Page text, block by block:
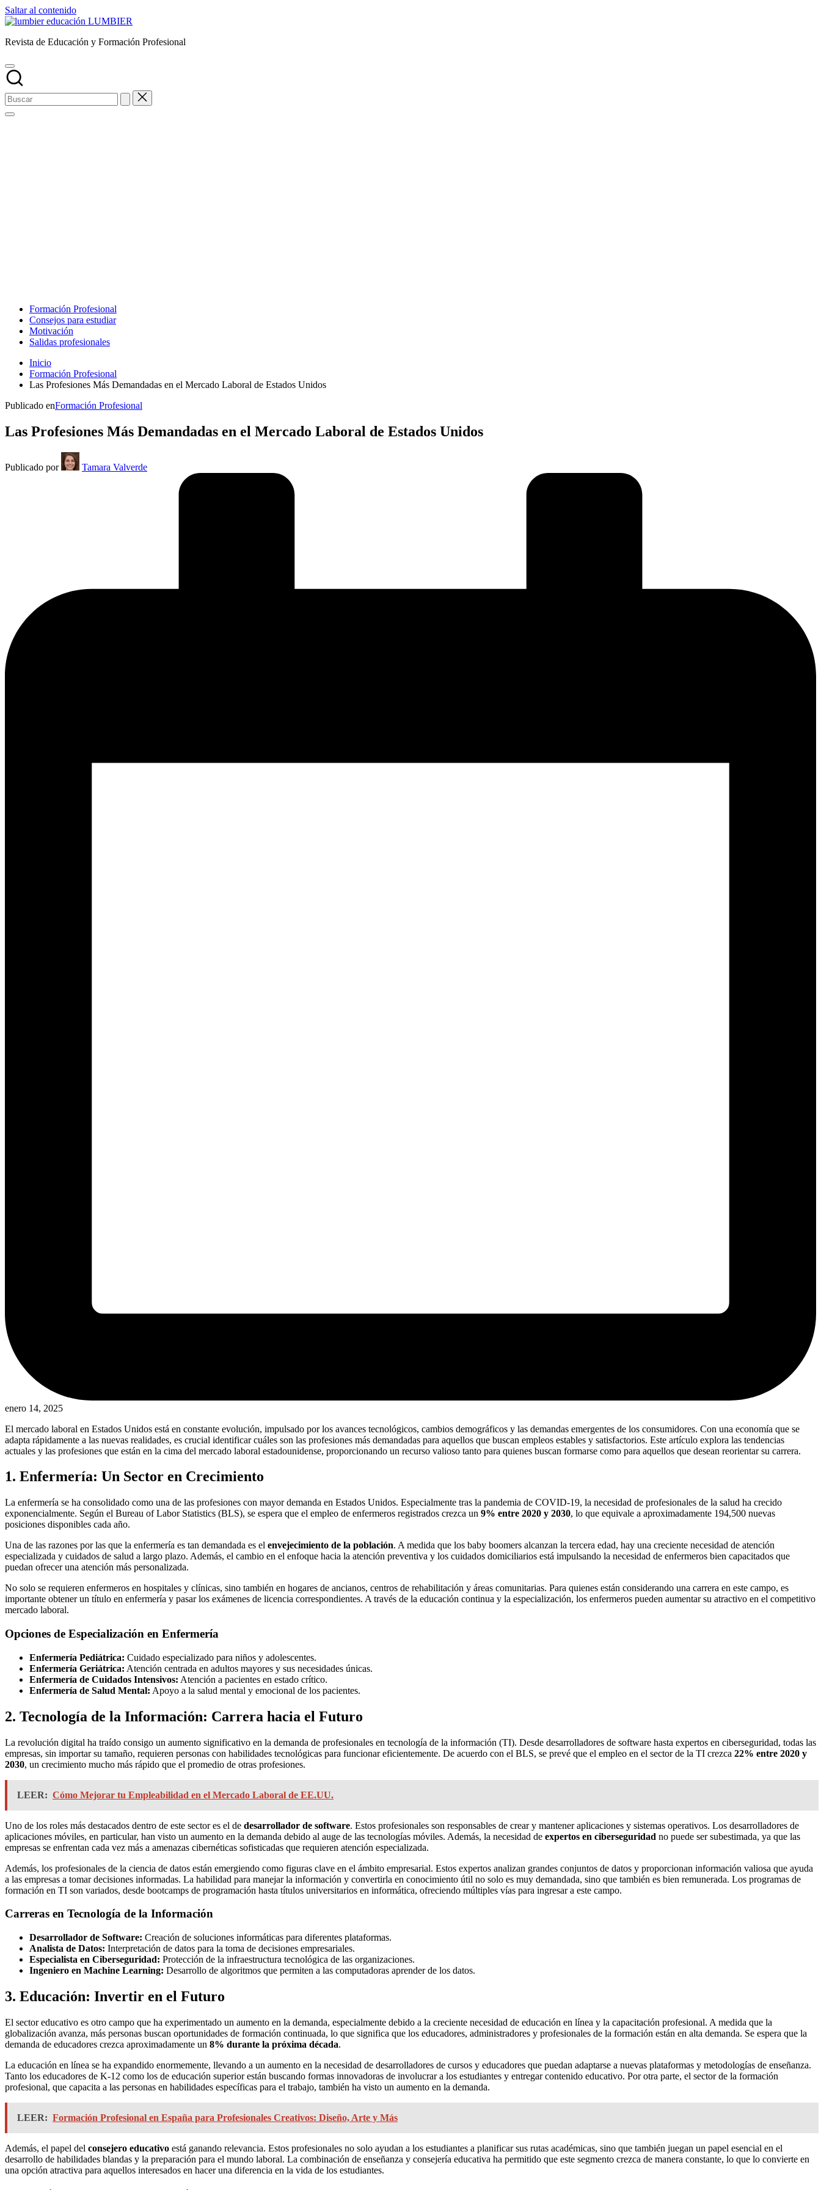
Saltar al contenido
LUMBIER
Revista de Educación y Formación Profesional
Formación Profesional
Consejos para estudiar
Motivación
Salidas profesionales
Inicio
Formación Profesional
Las Profesiones Más Demandadas en el Mercado Laboral de Estados Unidos
Publicado enFormación Profesional
Las Profesiones Más Demandadas en el Mercado Laboral de Estados Unidos
Publicado por Tamara Valverde
enero 14, 2025
El mercado laboral en Estados Unidos está en constante evolución, impulsado por los avances tecnológicos, cambios demográficos y las demandas emergentes de los consumidores. Con una economía que se
adapta rápidamente a las nuevas realidades, es crucial identificar cuáles son las profesiones más demandadas para aquellos que buscan empleos estables y satisfactorios. Este artículo explora las tendencias
actuales y las profesiones que están en la cima del mercado laboral estadounidense, proporcionando un recurso valioso tanto para quienes buscan formarse como para aquellos que desean reorientar su carrera.
1. Enfermería: Un Sector en Crecimiento
La enfermería se ha consolidado como una de las profesiones con mayor demanda en Estados Unidos. Especialmente tras la pandemia de COVID-19, la necesidad de profesionales de la salud ha crecido
exponencialmente. Según el Bureau of Labor Statistics (BLS), se espera que el empleo de enfermeros registrados crezca un 9% entre 2020 y 2030, lo que equivale a aproximadamente 194,500 nuevas
posiciones disponibles cada año.
Una de las razones por las que la enfermería es tan demandada es el envejecimiento de la población. A medida que los baby boomers alcanzan la tercera edad, hay una creciente necesidad de atención
especializada y cuidados de salud a largo plazo. Además, el cambio en el enfoque hacia la atención preventiva y los cuidados domiciliarios está impulsando la necesidad de enfermeros bien capacitados que
puedan ofrecer una atención más personalizada.
No solo se requieren enfermeros en hospitales y clínicas, sino también en hogares de ancianos, centros de rehabilitación y áreas comunitarias. Para quienes están considerando una carrera en este campo, es
importante obtener un título en enfermería y pasar los exámenes de licencia correspondientes. A través de la educación continua y la especialización, los enfermeros pueden aumentar su atractivo en el competitivo
mercado laboral.
Opciones de Especialización en Enfermería
Enfermería Pediátrica: Cuidado especializado para niños y adolescentes.
Enfermería Geriátrica: Atención centrada en adultos mayores y sus necesidades únicas.
Enfermería de Cuidados Intensivos: Atención a pacientes en estado crítico.
Enfermería de Salud Mental: Apoyo a la salud mental y emocional de los pacientes.
2. Tecnología de la Información: Carrera hacia el Futuro
La revolución digital ha traído consigo un aumento significativo en la demanda de profesionales en tecnología de la información (TI). Desde desarrolladores de software hasta expertos en ciberseguridad, todas las
empresas, sin importar su tamaño, requieren personas con habilidades tecnológicas para funcionar eficientemente. De acuerdo con el BLS, se prevé que el empleo en el sector de la TI crezca 22% entre 2020 y
2030, un crecimiento mucho más rápido que el promedio de otras profesiones.
LEER: Cómo Mejorar tu Empleabilidad en el Mercado Laboral de EE.UU.
Uno de los roles más destacados dentro de este sector es el de desarrollador de software. Estos profesionales son responsables de crear y mantener aplicaciones y sistemas operativos. Los desarrolladores de
aplicaciones móviles, en particular, han visto un aumento en la demanda debido al auge de las tecnologías móviles. Además, la necesidad de expertos en ciberseguridad no puede ser subestimada, ya que las
empresas se enfrentan cada vez más a amenazas cibernéticas sofisticadas que requieren atención especializada.
Además, los profesionales de la ciencia de datos están emergiendo como figuras clave en el ámbito empresarial. Estos expertos analizan grandes conjuntos de datos y proporcionan información valiosa que ayuda
a las empresas a tomar decisiones informadas. La habilidad para manejar la información y convertirla en conocimiento útil no solo es muy demandada, sino que también es bien remunerada. Los programas de
formación en TI son variados, desde bootcamps de programación hasta títulos universitarios en informática, ofreciendo múltiples vías para ingresar a este campo.
Carreras en Tecnología de la Información
Desarrollador de Software: Creación de soluciones informáticas para diferentes plataformas.
Analista de Datos: Interpretación de datos para la toma de decisiones empresariales.
Especialista en Ciberseguridad: Protección de la infraestructura tecnológica de las organizaciones.
Ingeniero en Machine Learning: Desarrollo de algoritmos que permiten a las computadoras aprender de los datos.
3. Educación: Invertir en el Futuro
El sector educativo es otro campo que ha experimentado un aumento en la demanda, especialmente debido a la creciente necesidad de educación en línea y la capacitación profesional. A medida que la
globalización avanza, más personas buscan oportunidades de formación continuada, lo que significa que los educadores, administradores y profesionales de la formación están en alta demanda. Se espera que la
demanda de educadores crezca aproximadamente un 8% durante la próxima década.
La educación en línea se ha expandido enormemente, llevando a un aumento en la necesidad de desarrolladores de cursos y educadores que puedan adaptarse a nuevas plataformas y metodologías de enseñanza.
Tanto los educadores de K-12 como los de educación superior están buscando formas innovadoras de involucrar a los estudiantes y entregar contenido educativo. Por otra parte, el sector de la formación
profesional, que capacita a las personas en habilidades específicas para el trabajo, también ha visto un aumento en la demanda.
LEER: Formación Profesional en España para Profesionales Creativos: Diseño, Arte y Más
Además, el papel del consejero educativo está ganando relevancia. Estos profesionales no solo ayudan a los estudiantes a planificar sus rutas académicas, sino que también juegan un papel esencial en el
desarrollo de habilidades blandas y la preparación para el mundo laboral. La combinación de enseñanza y consejería educativa ha permitido que este segmento crezca de manera constante, lo que lo convierte en
una opción atractiva para aquellos interesados en hacer una diferencia en la vida de los estudiantes.